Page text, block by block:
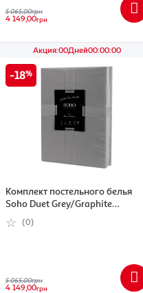
5 065,00грн
4 149,00грн
Акция:00Дней00:00:00
18
Комплект постельного белья
Soho Duet Grey/Graphite
Семейный 150х200 см
(7152623)
(0)
5 065,00грн
4 149,00грн